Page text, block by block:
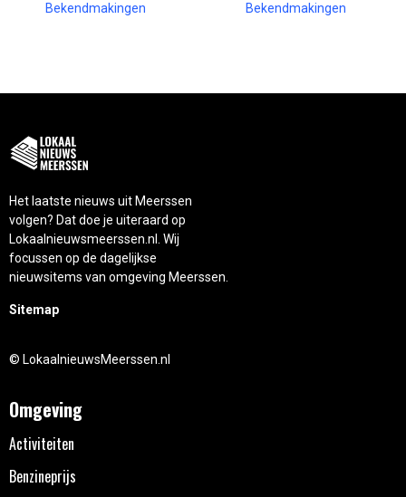
Bekendmakingen
Bekendmakingen
Het laatste nieuws uit Meerssen
volgen? Dat doe je uiteraard op
Lokaalnieuwsmeerssen.nl. Wij
focussen op de dagelijkse
nieuwsitems van omgeving Meerssen.
Sitemap
© LokaalnieuwsMeerssen.nl
Omgeving
Activiteiten
Benzineprijs